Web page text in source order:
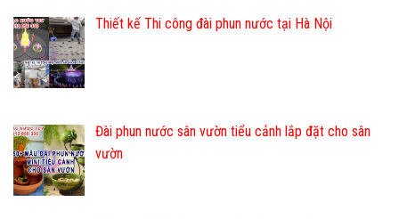
Thiết kế Thi công đài phun nước tại Hà Nội
Đài phun nước sân vườn tiểu cảnh lắp đặt cho sân
vườn